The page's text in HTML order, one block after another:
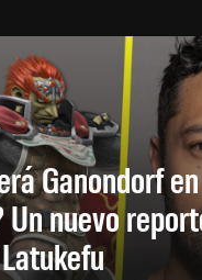
Ganondorf
Un nuevo